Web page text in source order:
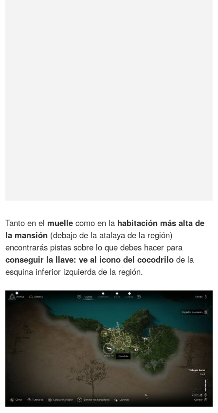
Tanto en el muelle como en la habitación más alta de
la mansión (debajo de la atalaya de la región)
encontrarás pistas sobre lo que debes hacer para
conseguir la llave: ve al icono del cocodrilo de la
esquina inferior izquierda de la región.